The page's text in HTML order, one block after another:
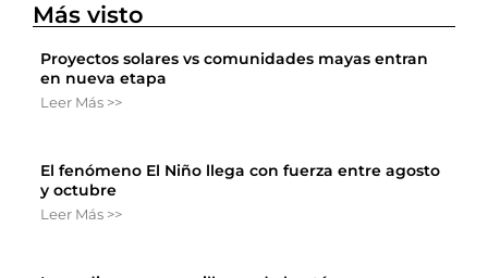
Más visto
Proyectos solares vs comunidades mayas entran
en nueva etapa
Leer Más >>
El fenómeno El Niño llega con fuerza entre agosto
y octubre
Leer Más >>